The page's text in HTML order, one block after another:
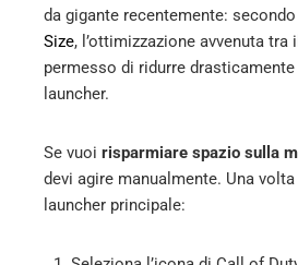
da gigante recentemente:
Size, l’ottimizzazione avvenuta tra
permesso di ridurre
launcher.
Se vuoi risparmiare spazio sulla
devi agire manualmente. Una
launcher principale: